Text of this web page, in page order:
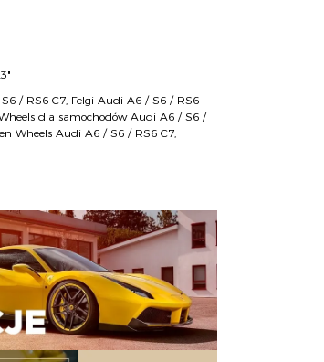
/ RS6 C7, Felgi Audi A6 / S6 / RS6
dla samochodów Audi A6 / S6 /
Wheels Audi A6 / S6 / RS6 C7,